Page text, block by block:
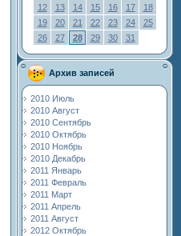
12
13 14 15 16 17
18
19
20 21 22 23 24
25
26
27 28 29 30 31
Архив записей
2010 Июль
2010 Август
2010 Сентябрь
2010 Октябрь
2010 Ноябрь
2010 Декабрь
2011 Январь
2011 Февраль
2011 Март
2011 Апрель
2011 Август
2012 Октябрь